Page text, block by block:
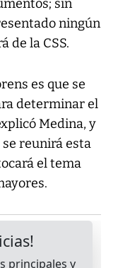
sin
ningún
de la CSS.
es que se
determinar el
Medina, y
reunirá esta
el tema